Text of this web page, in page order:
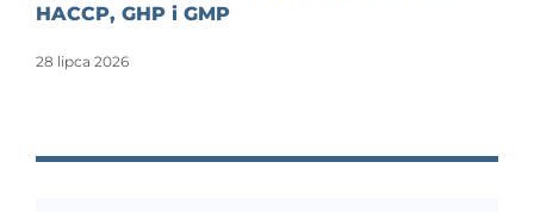
HACCP, GHP i GMP
28 lipca 2026